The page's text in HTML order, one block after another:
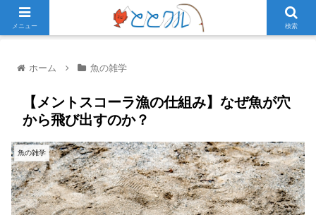
ホーム 魚の雑学
【メントスコーラ漁の仕組み】なぜ魚が穴
から飛び出すのか？
魚の雑学
メニュー 検索